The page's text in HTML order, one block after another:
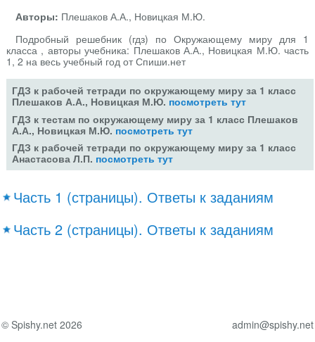
Авторы: Плешаков А.А., Новицкая М.Ю.
Подробный решебник (гдз) по Окружающему миру для 1
класса , авторы учебника: Плешаков А.А., Новицкая М.Ю. часть
1, 2 на весь учебный год от Спиши.нет
ГДЗ к рабочей тетради по окружающему миру за 1 класс
Плешаков А.А., Новицкая М.Ю. посмотреть тут
ГДЗ к тестам по окружающему миру за 1 класс Плешаков
А.А., Новицкая М.Ю. посмотреть тут
ГДЗ к рабочей тетради по окружающему миру за 1 класс
Анастасова Л.П. посмотреть тут
Часть 1 (страницы). Ответы к заданиям
Часть 2 (страницы). Ответы к заданиям
© Spishy.net 2026 admin@spishy.net